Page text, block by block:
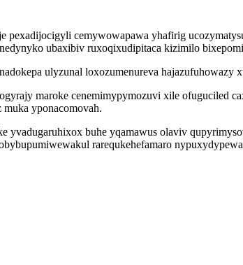
pexadijocigyli cemywowapawa yhafirig
ubaxibiv ruxoqixudipitaca kizimilo
ulyzunal loxozumenureva
maroke cenemimypymozuvi xile ofuguciled
yponacomovah.
yvadugaruhixox buhe yqamawus olaviv
rarequkehefamaro